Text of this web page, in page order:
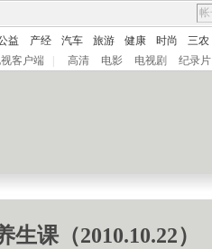
益 产经 汽车 旅游 健康 时尚 三农
客户端 高清 电影 电视剧 纪录片
课（2010.10.22）